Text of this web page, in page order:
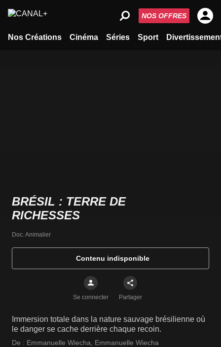
Nos Créations Cinéma Séries Sport
NOS OFFRES
BRÉSIL : TERRE DE
RICHESSES
Doc. Animalier
Contenu indisponible
Se connecter Partager
Immersion totale dans la nature sauvage brésilienne où
le danger se cache derrière chaque recoin.
De : Emmanuelle Wiecha
Emmanuelle Wiecha